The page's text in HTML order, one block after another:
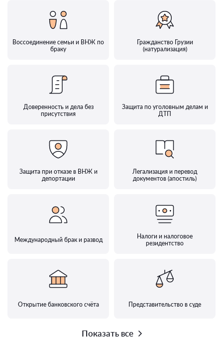
Воссоединение семьи и ВНЖ по
браку
Гражданство Грузии
(натурализация)
Доверенность и дела без
присутствия
Защита по уголовным делам и
ДТП
Защита при отказе в ВНЖ и
депортации
Легализация и перевод
документов (апостиль)
Международный брак и развод
Налоги и налоговое
резидентство
Открытие банковского счёта Представительство в суде
Показать все